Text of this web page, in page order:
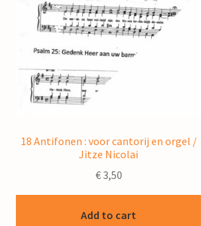
18 Antifonen : voor cantorij en orgel /
Jitze Nicolai
€3,50
Add to cart